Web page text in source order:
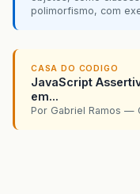
polimorfismo, com
CASA DO CODIGO
JavaScript
em...
Por Gabriel Ramos —